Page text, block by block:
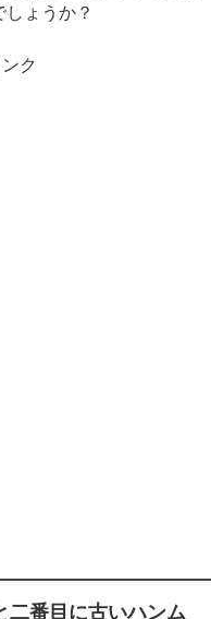
ょうか？
ク
二番目に古いハンム